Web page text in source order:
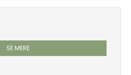
SE MERE